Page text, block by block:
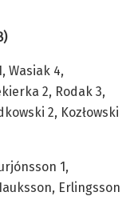
Wasiak 4,
2, Rodak 3,
2, Kozłowski
1,
Erlingsson